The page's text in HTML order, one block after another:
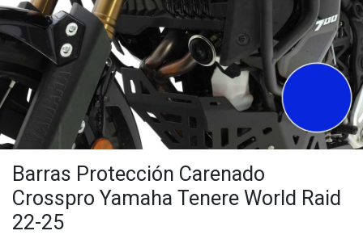
Barras Protección Carenado
Crosspro Yamaha Tenere World Raid
22-25